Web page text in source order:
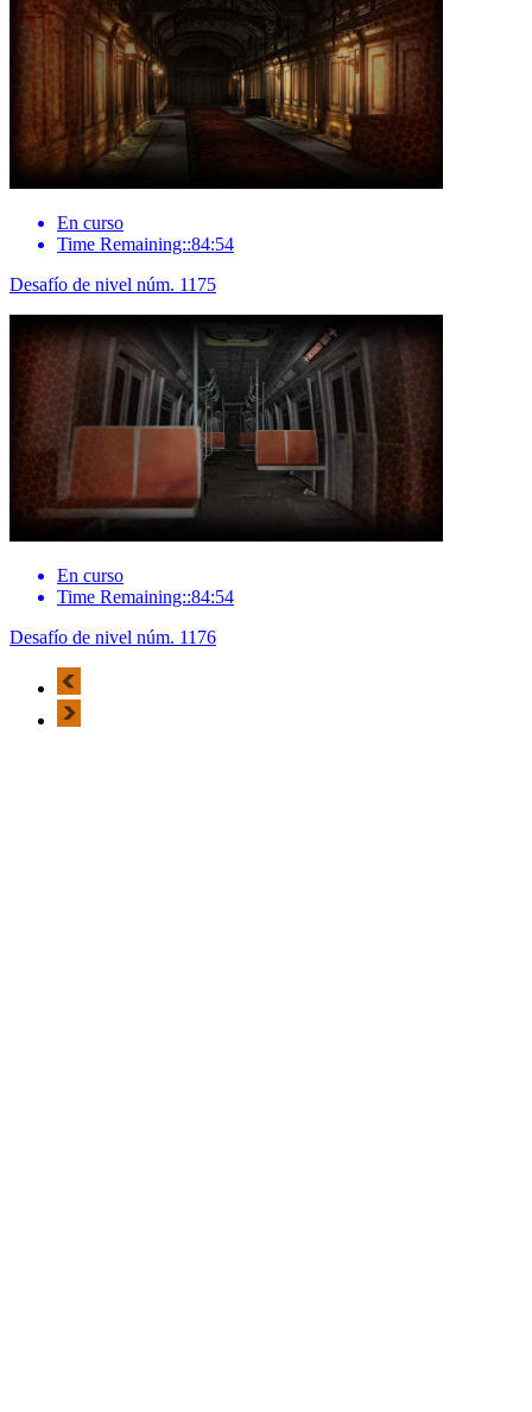
En curso
Time Remaining::84:54
Desafío de nivel núm. 1175
En curso
Time Remaining::84:54
Desafío de nivel núm. 1176